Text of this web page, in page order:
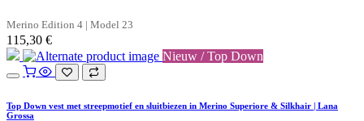
Merino Edition 4 | Model 23
115,30 €
Nieuw / Top Down
Top Down vest met streepmotief en sluitbiezen in Merino Superiore & Silkhair | Lana
Grossa